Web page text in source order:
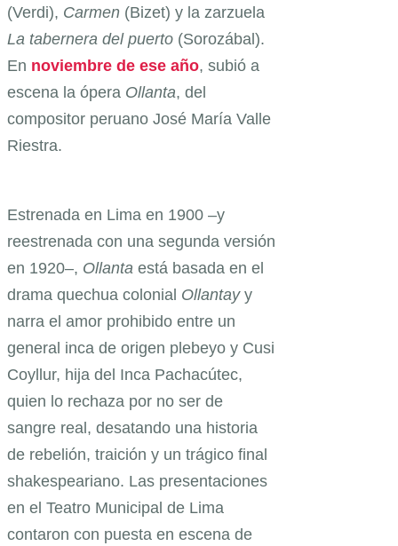
(Verdi), Carmen (Bizet) y la zarzuela
La tabernera del puerto (Sorozábal).
En noviembre de ese año, subió a
escena la ópera Ollanta, del
compositor peruano José María Valle
Riestra.
Estrenada en Lima en 1900 –y
reestrenada con una segunda versión
en 1920–, Ollanta está basada en el
drama quechua colonial Ollantay y
narra el amor prohibido entre un
general inca de origen plebeyo y Cusi
Coyllur, hija del Inca Pachacútec,
quien lo rechaza por no ser de
sangre real, desatando una historia
de rebelión, traición y un trágico final
shakespeariano. Las presentaciones
en el Teatro Municipal de Lima
contaron con puesta en escena de